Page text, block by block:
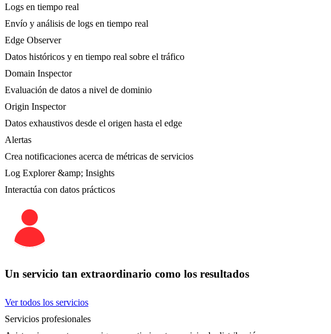
Logs en tiempo real
Envío y análisis de logs en tiempo real
Edge Observer
Datos históricos y en tiempo real sobre el tráfico
Domain Inspector
Evaluación de datos a nivel de dominio
Origin Inspector
Datos exhaustivos desde el origen hasta el edge
Alertas
Crea notificaciones acerca de métricas de servicios
Log Explorer &amp; Insights
Interactúa con datos prácticos
Un servicio tan extraordinario como los resultados
Ver todos los servicios
Servicios profesionales